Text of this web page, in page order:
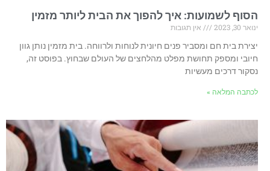
הסוף לשמועות: איך להפוך את הבית ליותר מזמין
ינואר 30, 2023
אין תגובות
יצירת בית חם ומסביר פנים חיונית לנוחות ולרווחה. בית מזמין נותן גוון
חיובי ומספק תחושת מפלט מהלחצים של העולם שבחוץ. בפוסט זה,
נסקור דרכים מעשיות
לכתבה המלאה »